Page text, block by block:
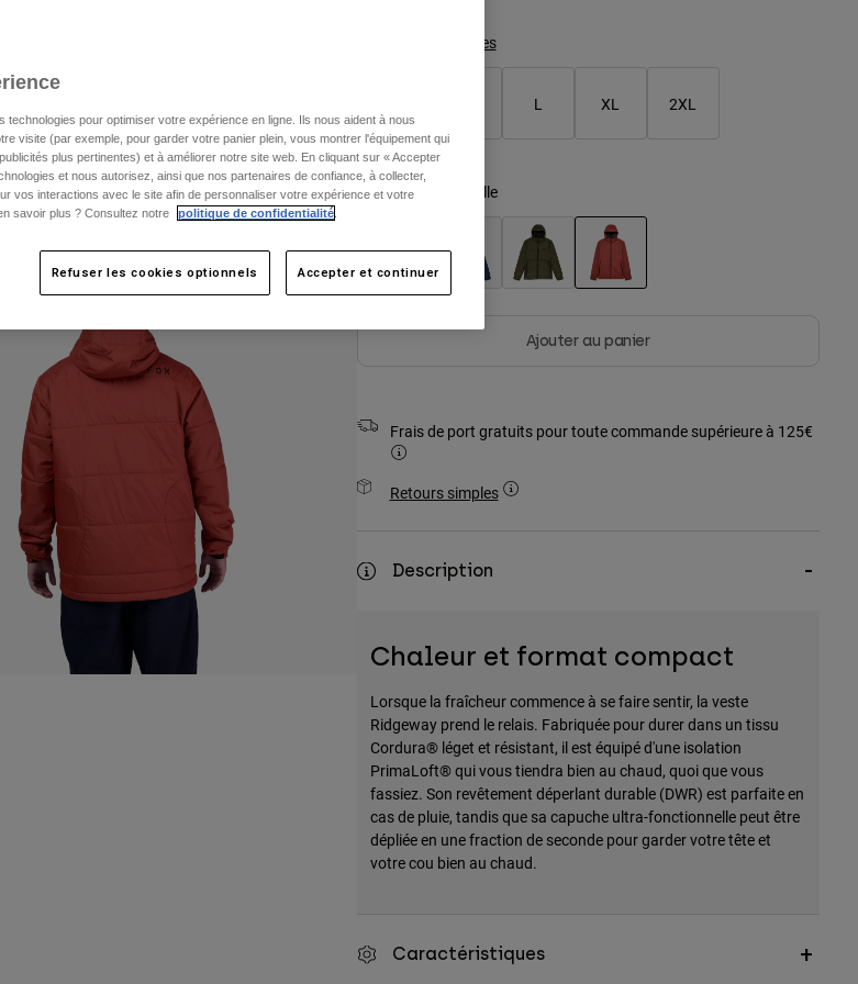
Tableau des tailles
L XL 2XL
Couleur - Brun rouille
Ajouter au panier
Frais de port gratuits pour toute commande supérieure à 125€
Retours simples
Description
Chaleur et format compact
Lorsque la fraîcheur commence à se faire sentir, la veste
Ridgeway prend le relais. Fabriquée pour durer dans un tissu
Cordura® léget et résistant, il est équipé d'une isolation
PrimaLoft® qui vous tiendra bien au chaud, quoi que vous
fassiez. Son revêtement déperlant durable (DWR) est parfaite en
cas de pluie, tandis que sa capuche ultra-fonctionnelle peut être
dépliée en une fraction de seconde pour garder votre tête et
votre cou bien au chaud.
Caractéristiques
technologies pour optimiser votre expérience en ligne. Ils nous aident à nous
visite (par exemple, pour garder votre panier plein, vous montrer l'équipement qui
plus pertinentes) et à améliorer notre site web. En cliquant sur « Accepter
et nous autorisez, ainsi que nos partenaires de confiance, à collecter,
vos interactions avec le site afin de personnaliser votre expérience et votre
savoir plus ? Consultez notre
politique de confidentialité
Refuser les cookies optionnels Accepter et continuer